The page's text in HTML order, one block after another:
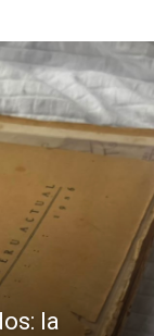
la